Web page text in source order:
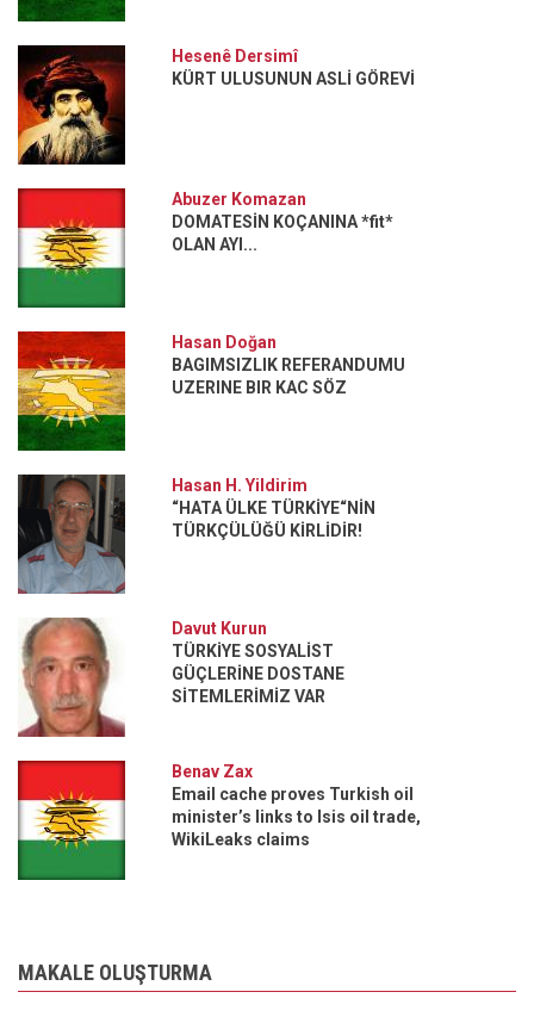
Hesenê Dersimî
KÜRT ULUSUNUN ASLİ GÖREVİ
Abuzer Komazan
DOMATESİN KOÇANINA *fit*
OLAN AYI...
Hasan Doğan
BAGIMSIZLIK REFERANDUMU
UZERINE BIR KAC SÖZ
Hasan H. Yildirim
“HATA ÜLKE TÜRKİYE“NİN
TÜRKÇÜLÜĞÜ KİRLİDİR!
Davut Kurun
TÜRKİYE SOSYALİST
GÜÇLERİNE DOSTANE
SİTEMLERİMİZ VAR
Benav Zax
Email cache proves Turkish oil
minister’s links to Isis oil trade,
WikiLeaks claims
MAKALE OLUŞTURMA